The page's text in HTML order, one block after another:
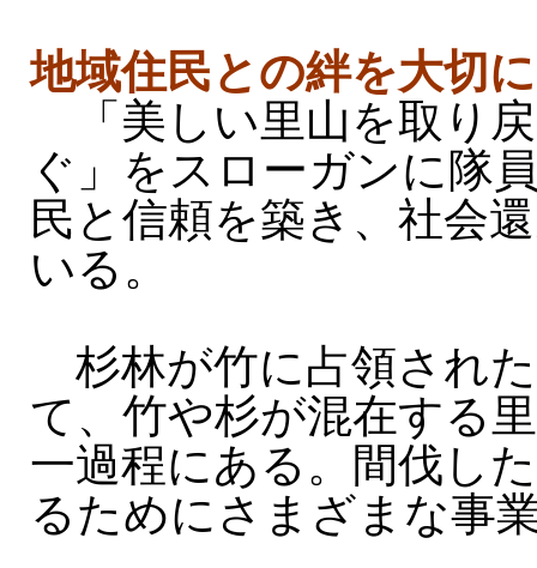
地域住民との絆を大切に
「美しい里山を取り
ぐ」をスローガンに隊
民と信頼を築き、社会
いる。
杉林が竹に占領され
て、竹や杉が混在する
一過程にある。間伐し
るためにさまざまな事